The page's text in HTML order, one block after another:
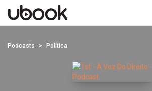
Podcasts Política